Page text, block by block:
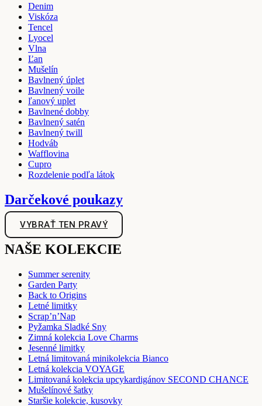
Denim
Viskóza
Tencel
Lyocel
Vlna
Ľan
Mušelín
Bavlnený úplet
Bavlnený voile
ľanový uplet
Bavlnené dobby
Bavlnený satén
Bavlnený twill
Hodváb
Wafflovina
Cupro
Rozdelenie podľa látok
Darčekové poukazy
VYBRAŤ TEN PRAVÝ
NAŠE KOLEKCIE
Summer serenity
Garden Party
Back to Origins
Letné limitky
Scrap’n’Nap
Pyžamka Sladké Sny
Zimná kolekcia Love Charms
Jesenné limitky
Letná limitovaná minikolekcia Bianco
Letná kolekcia VOYAGE
Limitovaná kolekcia upcykardigánov SECOND CHANCE
Mušelínové šatky
Staršie kolekcie, kusovky